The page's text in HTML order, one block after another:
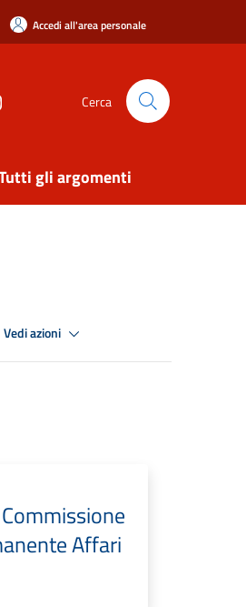
Accedi all'area personale
Cerca
gli argomenti
Vedi azioni
Affari